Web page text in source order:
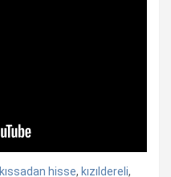
kıssadan hisse, kızıldereli,